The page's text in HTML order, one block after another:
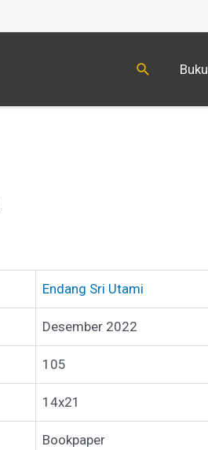
Cari Buku
Endang Sri Utami
Desember 2022
105
14x21
Bookpaper